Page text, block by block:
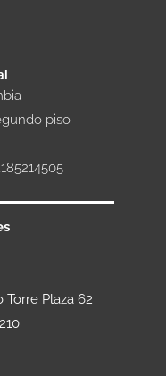
piso
Torre Plaza 62